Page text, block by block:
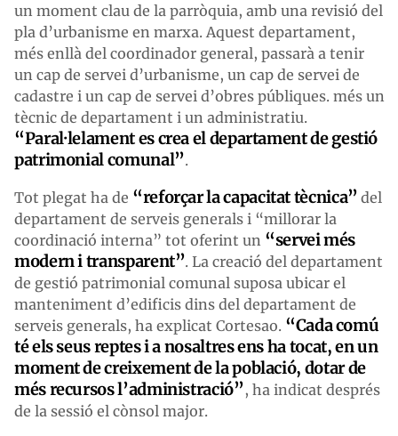
un moment clau de la parròquia, amb una revisió del
pla d’urbanisme en marxa. Aquest departament,
més enllà del coordinador general, passarà a tenir
un cap de servei d’urbanisme, un cap de servei de
cadastre i un cap de servei d’obres públiques. més un
tècnic de departament i un administratiu.
“Paral·lelament es crea el departament de gestió
patrimonial comunal”.
Tot plegat ha de “reforçar la capacitat tècnica”del
departament de serveis generals i “millorar la
coordinació interna” tot oferint un “servei més
modern i transparent”. La creació del departament
de gestió patrimonial comunal suposa ubicar el
manteniment d’edificis dins del departament de
serveis generals, ha explicat Cortesao. “Cada comú
té els seus reptes i a nosaltres ens ha tocat, en un
moment de creixement de la població, dotar de
més recursos l’administració”, ha indicat després
de la sessió el cònsol major.